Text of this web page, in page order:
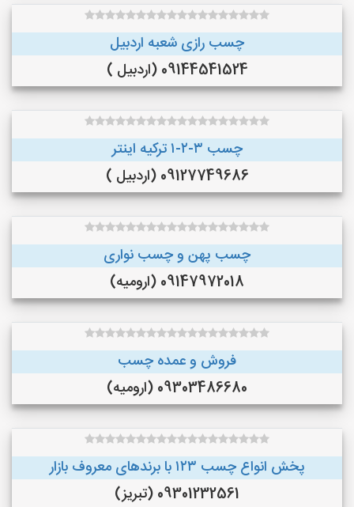
چسب رازی شعبه اردبیل
09144541524 (اردبیل )
چسب ۳-۲-۱ ترکیه اینتر
09127749686 (اردبیل )
چسب پهن و چسب نواری
09147972018 (ارومیه)
فروش و عمده چسب
09303486680 (ارومیه)
پخش انواع چسب ۱۲۳ با برندهای معروف بازار
09301232561 (تبریز)